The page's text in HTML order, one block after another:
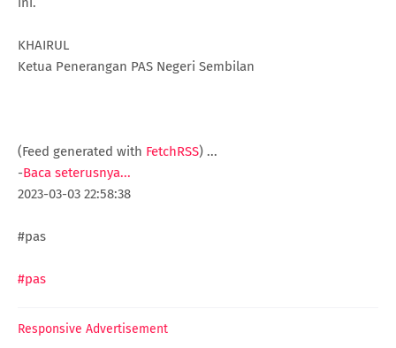
KHAIRUL
Ketua Penerangan PAS Negeri Sembilan
(Feed generated with FetchRSS) ...
-Baca seterusnya...
2023-03-03 22:58:38
#pas
#pas
Responsive Advertisement